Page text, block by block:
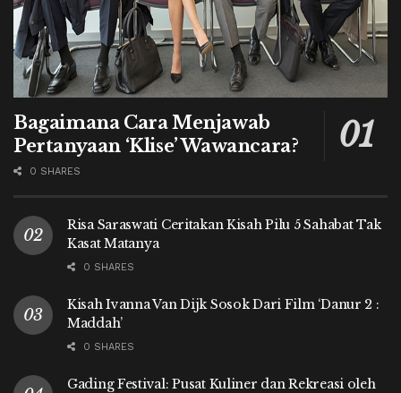
Bagaimana Cara Menjawab
Pertanyaan ‘Klise’ Wawancara?
0 SHARES
Risa Saraswati Ceritakan Kisah Pilu 5 Sahabat Tak
Kasat Matanya
0 SHARES
Kisah Ivanna Van Dijk Sosok Dari Film ‘Danur 2 :
Maddah’
0 SHARES
Gading Festival: Pusat Kuliner dan Rekreasi oleh